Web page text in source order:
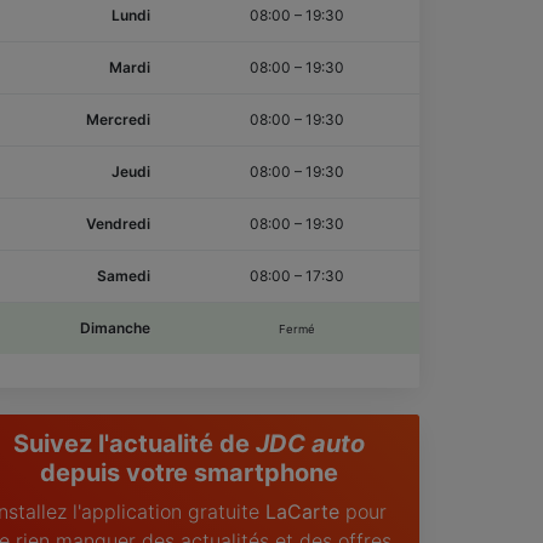
Lundi 08:00 – 19:30
Mardi 08:00 – 19:30
Mercredi 08:00 – 19:30
Jeudi 08:00 – 19:30
Vendredi 08:00 – 19:30
Samedi 08:00 – 17:30
Dimanche Fermé
Suivez l'actualité de JDC auto
depuis votre smartphone
l'application gratuite LaCartepour